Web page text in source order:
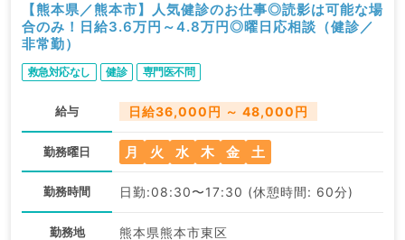
【熊本県／熊本市】人気健診のお仕事◎読影は可能な場
合のみ！日給3.6万円～4.8万円◎曜日応相談（健診／
非常勤）
救急対応なし 健診 専門医不問
給与 日給36,000円 ～ 48,000円
勤務曜日 月 火 水 木 金 土
勤務時間 日勤:08:30〜17:30 (休憩時間: 60分)
勤務地 熊本県熊本市東区